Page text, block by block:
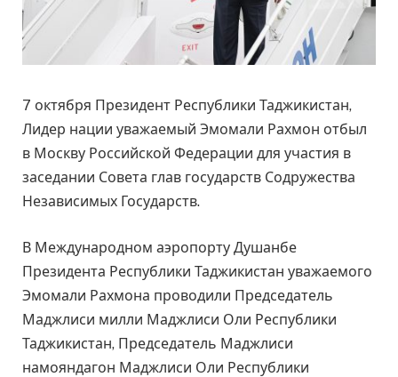
7 октября Президент Республики Таджикистан,
Лидер нации уважаемый Эмомали Рахмон отбыл
в Москву Российской Федерации для участия в
заседании Совета глав государств Содружества
Независимых Государств.
В Международном аэропорту Душанбе
Президента Республики Таджикистан уважаемого
Эмомали Рахмона проводили Председатель
Маджлиси милли Маджлиси Оли Республики
Таджикистан, Председатель Маджлиси
намояндагон Маджлиси Оли Республики